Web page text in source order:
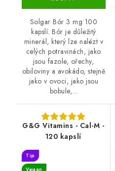
Solgar Bór 3 mg 100
kapslí. Bór je důležitý
minerál, který lze nalézt v
celých potravinách, jako
jsou fazole, ořechy,
obiloviny a avokádo, stejně
jako v ovoci, jako jsou
bobule,...
G&G Vitamins - Cal-M -
120 kapslí
Tip
Vegan